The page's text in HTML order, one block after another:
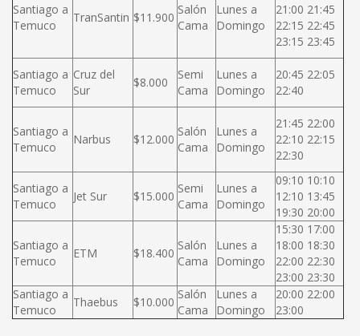
Santiago a
Temuco
TranSantin $11.900
Salón
Cama
Lunes a
Domingo
21:00 21:45
22:15 22:45
23:15 23:45
Santiago a
Temuco
Cruz del
Sur
$8.000
Semi
Cama
Lunes a
Domingo
20:45 22:05
22:40
Santiago a
Temuco
Narbus $12.000
Salón
Cama
Lunes a
Domingo
21:45 22:00
22:10 22:15
22:30
Santiago a
Temuco
Jet Sur $15.000
Semi
Cama
Lunes a
Domingo
09:10 10:10
12:10 13:45
19:30 20:00
Santiago a
Temuco
ETM $18.400
Salón
Cama
Lunes a
Domingo
15:30 17:00
18:00 18:30
22:00 22:30
23:00 23:30
Santiago a
Temuco
Thaebus $10.000
Salón
Cama
Lunes a
Domingo
20:00 22:00
23:00